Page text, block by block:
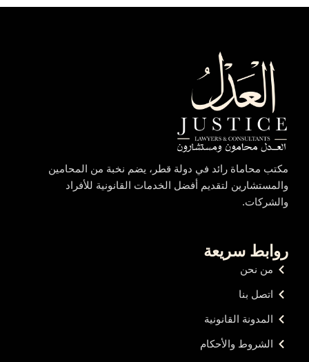
مكتب محاماة رائد في دولة قطر، يضم نخبة من المحامين
والمستشارين لتقديم أفضل الخدمات القانونية للأفراد
والشركات.
روابط سريعة
من نحن
اتصل بنا
المدونة القانونية
الشروط والأحكام